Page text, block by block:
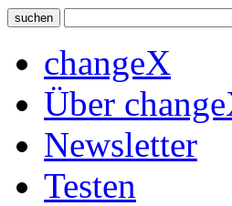
suchen
changeX
Über
Newsletter
Testen